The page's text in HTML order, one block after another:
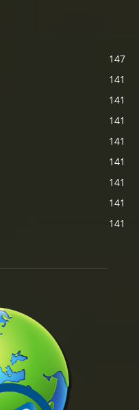
147
141
141
141
141
141
141
141
141